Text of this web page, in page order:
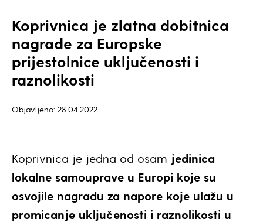
Koprivnica je zlatna dobitnica
nagrade za Europske
prijestolnice uključenosti i
raznolikosti
Objavljeno: 28.04.2022.
Koprivnica je jedna od osam jedinica
lokalne samouprave u Europi koje su
osvojile nagradu za napore koje ulažu u
promicanje uključenosti i raznolikosti u